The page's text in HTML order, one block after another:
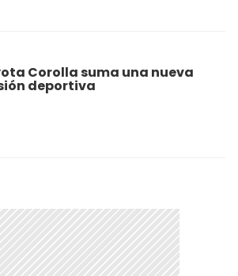
Corolla suma una nueva
deportiva